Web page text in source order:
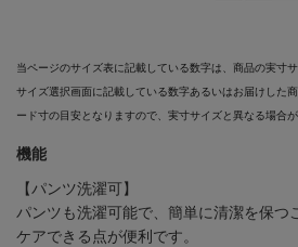
当ページのサイズ表に記載している数字は、商品の実寸サ
サイズ選択画面に記載している数字あるいはお届けした
ード寸の目安となりますので、実寸サイズと異なる場合が
機能
【パンツ洗濯可】
パンツも洗濯可能で、簡単に清潔を保つ
ケアできる点が便利です。